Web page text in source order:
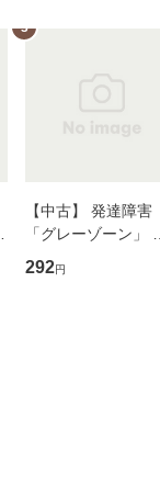
3
【中古】 発達障害
「グレーゾーン」 そ
の正しい理解と克服
(SB新書 572) / 岡田
292円